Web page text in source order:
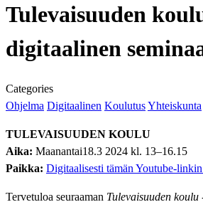
Tulevaisuuden
digitaalinen
Categories
Ohjelma Digitaalinen KoulutusYhteiskunta
TULEVAISUUDEN KOULU
Aika: Maanantai18.3 2024 kl. 13–16.15
Paikka: Digitaalisesti tämän Youtube-
Tervetuloa seuraaman Tulevaisuuden koulu